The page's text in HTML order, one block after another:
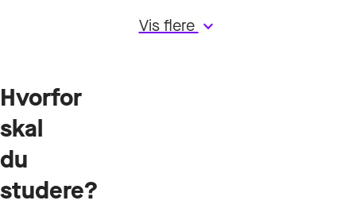
Vis flerekeyboard_arrow_down
Hvorfor
skal
du
studere?